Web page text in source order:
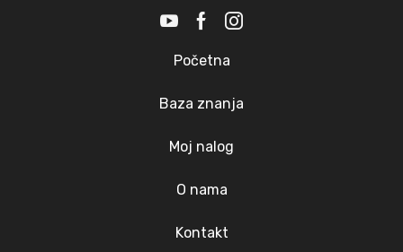
Početna
Baza znanja
Moj nalog
O nama
Kontakt